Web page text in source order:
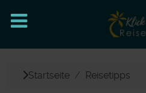
Startseite Reisetipps